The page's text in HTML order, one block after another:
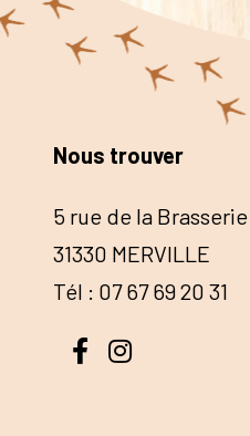
Nous trouver
5 rue de la Brasserie
31330 MERVILLE
Tél : 07 67 69 20 31